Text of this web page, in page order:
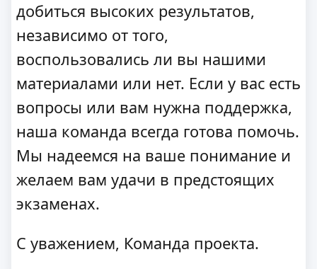
добиться высоких результатов,
независимо от того,
воспользовались ли вы нашими
материалами или нет. Если у вас есть
вопросы или вам нужна поддержка,
наша команда всегда готова помочь.
Мы надеемся на ваше понимание и
желаем вам удачи в предстоящих
экзаменах.
С уважением, Команда проекта.